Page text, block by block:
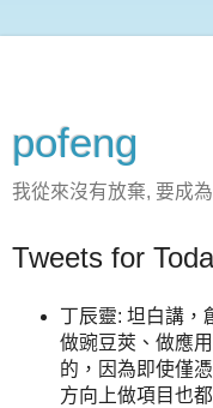
pofeng
我從來沒有放棄, 要成
Tweets for
丁辰靈: 坦白講，
做豌豆莢、做應
的，因為即使僅
方向上做項目也